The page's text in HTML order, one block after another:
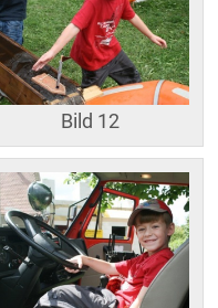
Bild 12